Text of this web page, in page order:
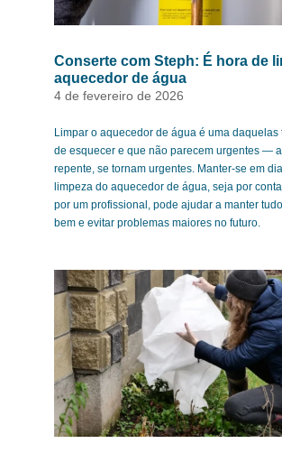
Conserte com Steph: É hora de
aquecedor de água
4 de fevereiro de 2026
Limpar o aquecedor de água é uma daquelas
de esquecer e que não parecem urgentes —
repente, se tornam urgentes. Manter-se em
limpeza do aquecedor de água, seja por
por um profissional, pode ajudar a manter
bem e evitar problemas maiores no futuro.